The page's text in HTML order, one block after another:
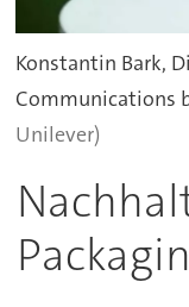
Konstantin Bark,
Communications
Unilever)